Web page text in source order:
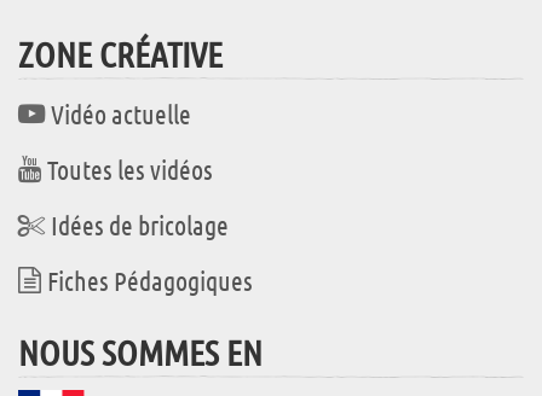
ZONE CRÉATIVE
Vidéo actuelle
Toutes les vidéos
Idées de bricolage
Fiches Pédagogiques
NOUS SOMMES EN